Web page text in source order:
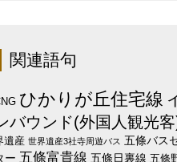
関連語句
ひかりが丘住宅線
バウンド(外国人観光
遺産 世界遺産3社寺周遊バス 五條バス
ー 五條富貴線 五條日裏線 五條